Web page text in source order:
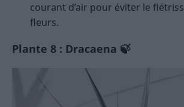
courant d’air pour éviter le
fleurs.
Plante 8 : Dracaena 🍃